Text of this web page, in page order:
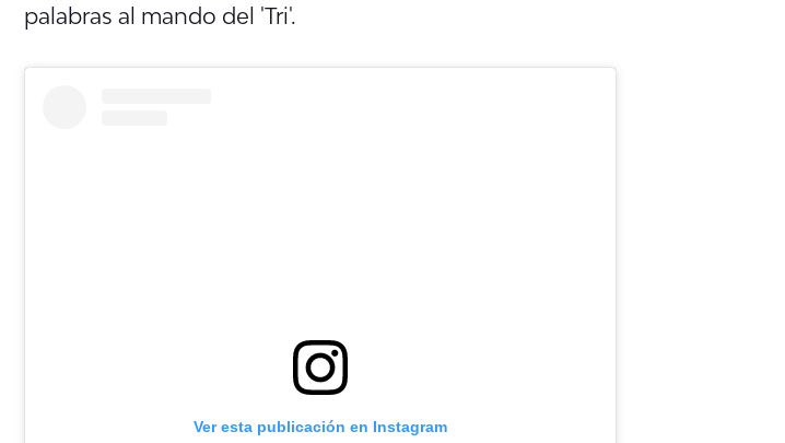
palabras al mando del 'Tri'.
Ver esta publicación en Instagram